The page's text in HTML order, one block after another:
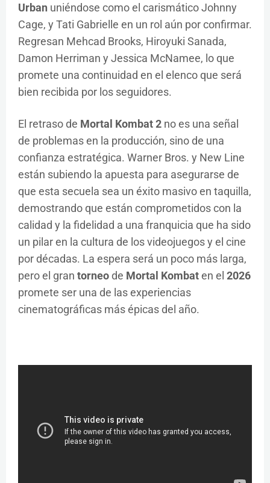
Urban uniéndose como el carismático Johnny
Cage, y Tati Gabrielle en un rol aún por confirmar.
Regresan Mehcad Brooks, Hiroyuki Sanada,
Damon Herriman y Jessica McNamee, lo que
promete una continuidad en el elenco que será
bien recibida por los seguidores.
El retraso de Mortal Kombat 2 no es una señal
de problemas en la producción, sino de una
confianza estratégica. Warner Bros. y New Line
están subiendo la apuesta para asegurarse de
que esta secuela sea un éxito masivo en taquilla,
demostrando que están comprometidos con la
calidad y la fidelidad a una franquicia que ha sido
un pilar en la cultura de los videojuegos y el cine
por décadas. La espera será un poco más larga,
pero el gran torneode Mortal Kombaten el 2026
promete ser una de las experiencias
cinematográficas más épicas del año.